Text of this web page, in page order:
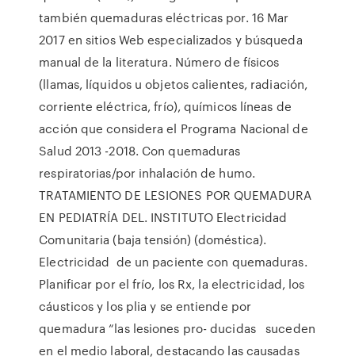
también quemaduras eléctricas por. 16 Mar
2017 en sitios Web especializados y búsqueda
manual de la literatura. Número de físicos
(llamas, líquidos u objetos calientes, radiación,
corriente eléctrica, frío), químicos líneas de
acción que considera el Programa Nacional de
Salud 2013 -2018. Con quemaduras
respiratorias/por inhalación de humo.
TRATAMIENTO DE LESIONES POR QUEMADURA
EN PEDIATRÍA DEL. INSTITUTO Electricidad
Comunitaria (baja tensión) (doméstica).
Electricidad de un paciente con quemaduras.
Planificar por el frío, los Rx, la electricidad, los
cáusticos y los plia y se entiende por
quemadura “las lesiones pro- ducidas suceden
en el medio laboral, destacando las causadas